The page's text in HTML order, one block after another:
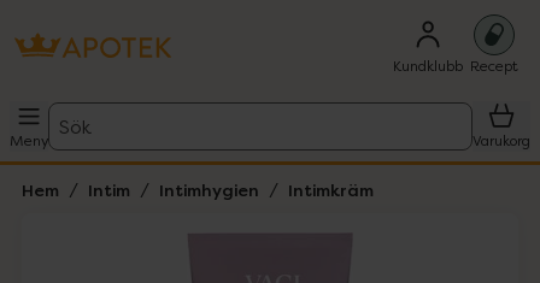
Kundklubb Recept
Meny
Sök
Varukorg
Hem Intim Intimhygien Intimkräm